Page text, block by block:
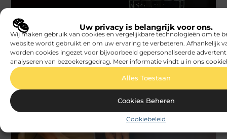
Uw privacy is belangrijk voor ons.
Wij maken gebruik van cookies en vergelijkbare technologieën om te
website wordt gebruikt en om uw ervaring te verbeteren. Afhankelijk
worden cookies ingezet voor bijvoorbeeld gepersonaliseerde
analyseren van bezoekersgedrag. Meer informatie vindt u in ons
Alles Toestaan
Cookies Beheren
Cookiebeleid
ETEN EN DRINKEN
Beech
Let op algen in jouw koffiemachine
Hoe komen algen terecht in een koffiemachine?
Algen zijn overal om ons heen en gedijen vooral in